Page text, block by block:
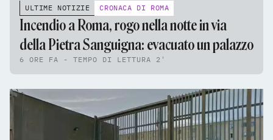
ULTIME NOTIZIE CRONACA DI ROMA
Incendio a Roma, rogo nella notte in via
della Pietra Sanguigna: evacuato un palazzo
6 ORE FA - TEMPO DI LETTURA 2'